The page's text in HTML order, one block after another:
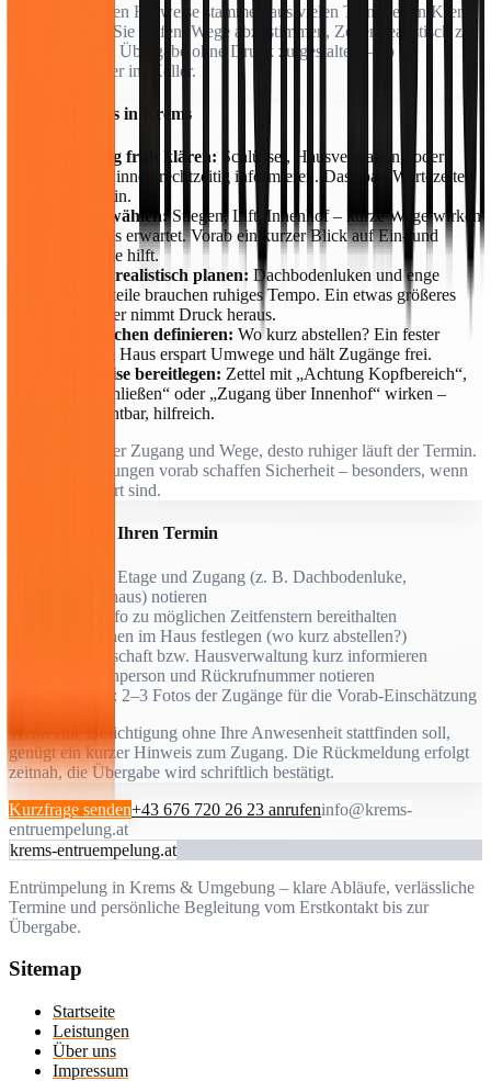
Diese kompakten Hinweise stammen aus vielen Terminen in Krems
& Umgebung. Sie helfen, Wege abzustimmen, Zeiten realistisch zu
wählen und die Übergabe ohne Druck zu gestalten – ob im
Dachboden oder im Keller.
Aus der Praxis in Krems
Zugang früh klären: Schlüssel, Hausverwaltung oder
Nachbar:innen rechtzeitig informieren. Das spart Wartezeiten
am Termin.
Wege wählen:Stiegen, Lift, Innenhof – kurze Wege wirken
stärker als erwartet. Vorab ein kurzer Blick auf Ein- und
Ausgänge hilft.
Zeiten realistisch planen: Dachbodenluken und enge
Kellerabteile brauchen ruhiges Tempo. Ein etwas größeres
Zeitfenster nimmt Druck heraus.
Stellflächen definieren: Wo kurz abstellen? Ein fester
Punkt im Haus erspart Umwege und hält Zugänge frei.
Hinweise bereitlegen: Zettel mit „Achtung Kopfbereich“,
„Bitte schließen“ oder „Zugang über Innenhof“ wirken –
kurz, sichtbar, hilfreich.
Je klarer Zugang und Wege, desto ruhiger läuft der Termin.
Kurze Bestätigungen vorab schaffen Sicherheit – besonders, wenn
Sie nicht vor Ort sind.
Checkliste für Ihren Termin
Adresse, Etage und Zugang (z. B. Dachbodenluke,
Treppenhaus) notieren
Kurze Info zu möglichen Zeitfenstern bereithalten
Stellflächen im Haus festlegen (wo kurz abstellen?)
Nachbarschaft bzw. Hausverwaltung kurz informieren
Ansprechperson und Rückrufnummer notieren
Optional: 2–3 Fotos der Zugänge für die Vorab-Einschätzung
Wenn eine Besichtigung ohne Ihre Anwesenheit stattfinden soll,
genügt ein kurzer Hinweis zum Zugang. Die Rückmeldung erfolgt
zeitnah, die Übergabe wird schriftlich bestätigt.
Kurzfrage senden+43 676 720 26 23 anrufeninfo@krems-
entruempelung.at
krems-entruempelung.at
Entrümpelung in Krems & Umgebung – klare Abläufe, verlässliche
Termine und persönliche Begleitung vom Erstkontakt bis zur
Übergabe.
Sitemap
Startseite
Leistungen
Über uns
Impressum